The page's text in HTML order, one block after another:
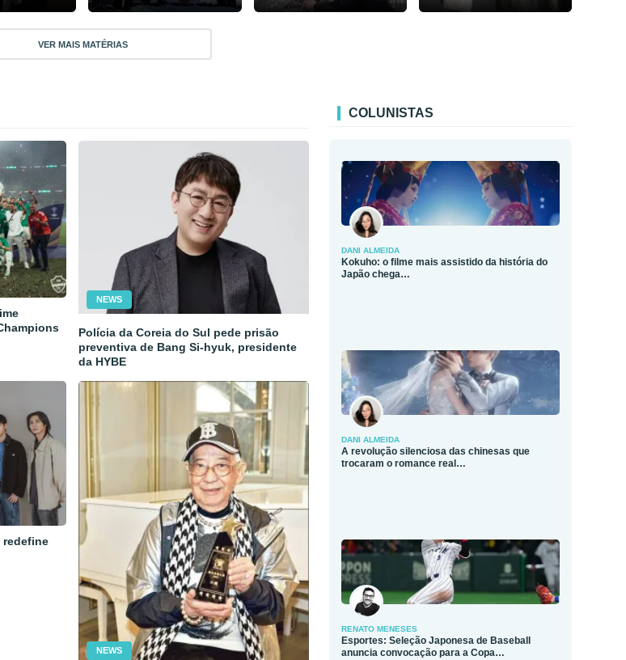
VER MAIS MATÉRIAS
NEWS
Polícia da Coreia do Sul pede prisão
preventiva de Bang Si-hyuk, presidente
da HYBE
redefine
NEWS
COLUNISTAS
DANI ALMEIDA
Kokuho: o filme mais assistido da história do
Japão chega…
DANI ALMEIDA
A revolução silenciosa das chinesas que
trocaram o romance real…
RENATO MENESES
Esportes: Seleção Japonesa de Baseball
anuncia convocação para a Copa…